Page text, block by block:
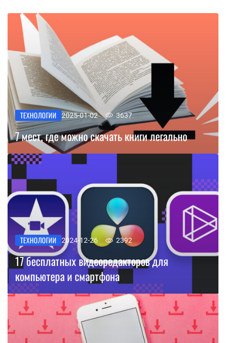
ТЕХНОЛОГИИ 2025-01-02 3637
7 мест, где можно скачать книги легально
ТЕХНОЛОГИИ 2024-12-26 2392
17 бесплатных видеоредакторов для
компьютера и смартфона